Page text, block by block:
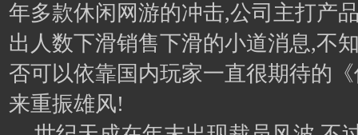
年多款休闲网游的冲击,公司主打产
出人数下滑销售下滑的小道消息,不
否可以依靠国内玩家一直很期待的
来重振雄风!